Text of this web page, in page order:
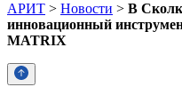
АРИТ > Новости > В
инновационный
MATRIX